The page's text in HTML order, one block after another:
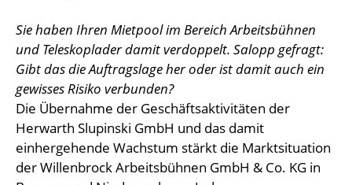
Sie haben Ihren Mietpool im Bereich Arbeitsbühnen
und Teleskoplader damit verdoppelt. Salopp gefragt:
Gibt das die Auftragslage her oder ist damit auch ein
gewisses Risiko verbunden?
Die Übernahme der Geschäftsaktivitäten der
Herwarth Slupinski GmbH und das damit
einhergehende Wachstum stärkt die Marktsituation
der Willenbrock Arbeitsbühnen GmbH & Co. KG in